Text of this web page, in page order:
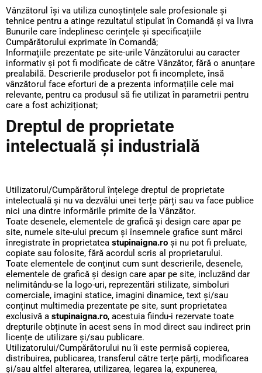
Vânzătorul își va utiliza cunoștințele sale profesionale și
tehnice pentru a atinge rezultatul stipulat în Comandă și va livra
Bunurile care îndeplinesc cerințele și specificațiile
Cumpărătorului exprimate în Comandă;
Informațiile prezentate pe site-urile Vânzătorului au caracter
informativ și pot fi modificate de către Vânzător, fără o anunțare
prealabilă. Descrierile produselor pot fi incomplete, însă
vânzătorul face eforturi de a prezenta informațiile cele mai
relevante, pentru ca produsul să fie utilizat în parametrii pentru
care a fost achiziționat;
Dreptul de proprietate
intelectuală și industrială
Utilizatorul/Cumpărătorul înțelege dreptul de proprietate
intelectuală și nu va dezvălui unei terțe părți sau va face publice
nici una dintre informările primite de la Vânzător.
Toate desenele, elementele de grafică și design care apar pe
site, numele site-ului precum și însemnele grafice sunt mărci
înregistrate în proprietatea stupinaigna.ro și nu pot fi preluate,
copiate sau folosite, fără acordul scris al proprietarului.
Toate elementele de conținut cum sunt descrierile, desenele,
elementele de grafică și design care apar pe site, incluzând dar
nelimitându-se la logo-uri, reprezentări stilizate, simboluri
comerciale, imagini statice, imagini dinamice, text și/sau
conținut multimedia prezentate pe site, sunt proprietatea
exclusivă a stupinaigna.ro, acestuia fiindu-i rezervate toate
drepturile obținute în acest sens în mod direct sau indirect prin
licențe de utilizare și/sau publicare.
Utilizatorului/Cumpărătorului nu îi este permisă copierea,
distribuirea, publicarea, transferul către terțe părți, modificarea
și/sau altfel alterarea, utilizarea, legarea la, expunerea,